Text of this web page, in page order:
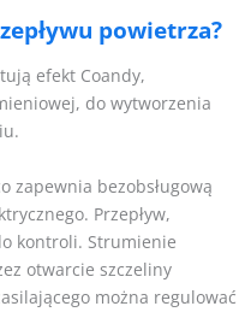
powietrza?
efekt Coandy,
do wytworzenia
zapewnia bezobsługową
Przepływ,
kontroli. Strumienie
otwarcie szczeliny
można regulować